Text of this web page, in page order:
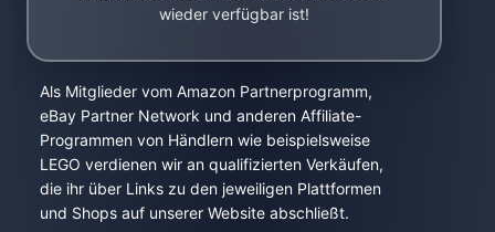
wieder verfügbar ist!
Als Mitglieder vom Amazon Partnerprogramm,
eBay Partner Network und anderen Affiliate-
Programmen von Händlern wie beispielsweise
LEGO verdienen wir an qualifizierten Verkäufen,
die ihr über Links zu den jeweiligen Plattformen
und Shops auf unserer Website abschließt.